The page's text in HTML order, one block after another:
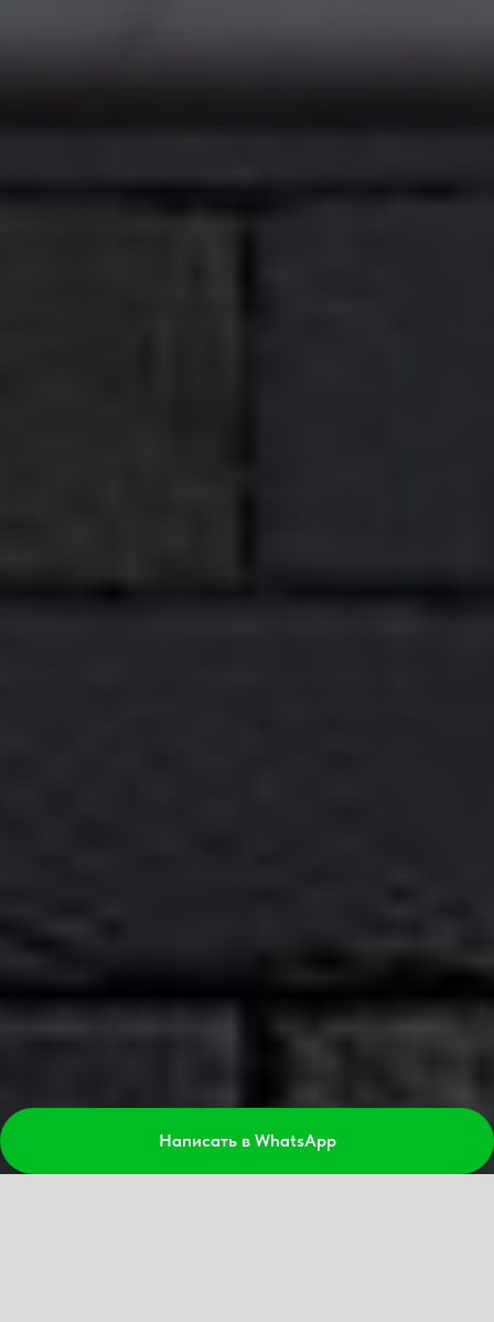
Написать в WhatsApp